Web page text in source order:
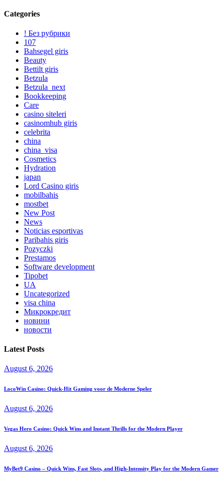
Categories
! Без рубрики
107
Bahsegel giris
Beauty
Bettilt giris
Betzula
Betzula_next
Bookkeeping
Care
casino siteleri
casinomhub giris
celebrita
china
china_visa
Cosmetics
Hydration
japan
Lord Сasino giris
mobilbahis
mostbet
New Post
News
Noticias esportivas
Paribahis giris
Pozyczki
Prestamos
Software development
Tipobet
UA
Uncategorized
visa china
Микрокредит
новини
новости
Latest Posts
August 6, 2026
LocoWin Casino: Quick‑Hit Gaming voor de Moderne Speler
August 6, 2026
Vegas Hero Casino: Quick Wins and Instant Thrills for the Modern Player
August 6, 2026
MyBet9 Casino – Quick Wins, Fast Slots, and High‑Intensity Play for the Modern Gamer